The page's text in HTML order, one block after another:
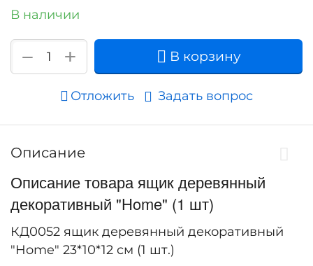
В наличии
+
− В корзину
Отложить Задать вопрос
Описание
Описание товара ящик деревянный
декоративный "Home" (1 шт)
КД0052 ящик деревянный декоративный
"Home" 23*10*12 см (1 шт.)